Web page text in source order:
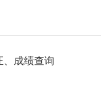
、成绩查询